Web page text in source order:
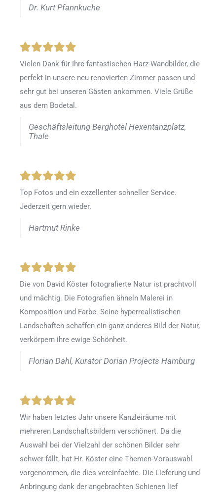
Dr. Kurt Pfannkuche
Vielen Dank für Ihre fantastischen Harz-Wandbilder, die
perfekt in unsere neu renovierten Zimmer passen und
sehr gut bei unseren Gästen ankommen. Viele Grüße
aus dem Bodetal.
Geschäftsleitung Berghotel Hexentanzplatz,
Thale
Top Fotos und ein exzellenter schneller Service.
Jederzeit gern wieder.
Hartmut Rinke
Die von David Köster fotografierte Natur ist prachtvoll
und mächtig. Die Fotografien ähneln Malerei in
Komposition und Farbe. Seine hyperrealistischen
Landschaften schaffen ein ganz anderes Bild der Natur,
verkörpern ihre ewige Schönheit.
Florian Dahl, Kurator Dorian Projects Hamburg
Wir haben letztes Jahr unsere Kanzleiräume mit
mehreren Landschaftsbildern verschönert. Da die
Auswahl bei der Vielzahl der schönen Bilder sehr
schwer fällt, hat Hr. Köster eine Themen-Vorauswahl
vorgenommen, die dies vereinfachte. Die Lieferung und
Anbringung dank der angebrachten Schienen lief